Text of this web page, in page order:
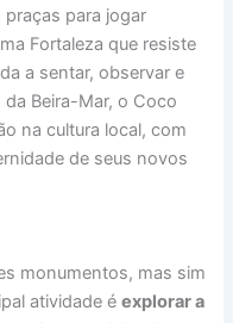
para jogar
Fortaleza que resiste
a sentar, observar e
Beira-Mar, o Coco
na cultura local, com
de seus novos
monumentos, mas sim
atividade éexplorar a